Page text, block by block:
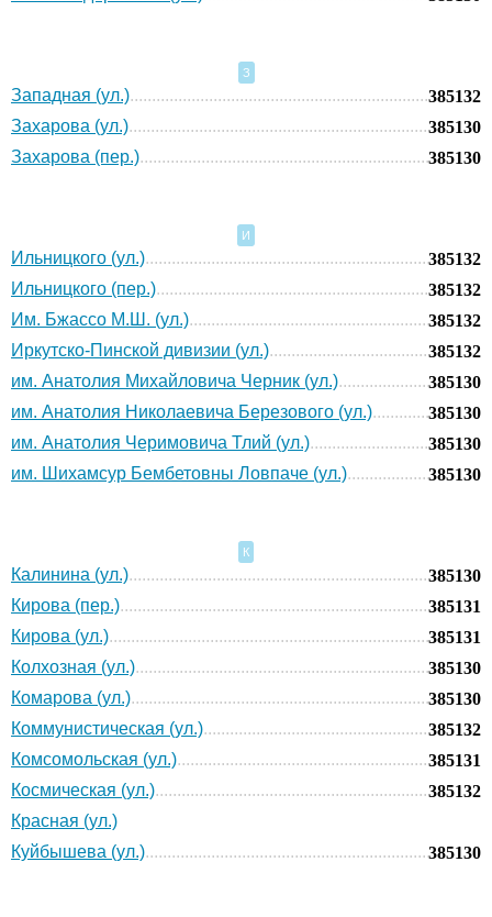
З
Западная (ул.)
385132
Захарова (ул.)
385130
Захарова (пер.)
385130
И
Ильницкого (ул.)
385132
Ильницкого (пер.)
385132
Им. Бжассо М.Ш. (ул.)
385132
Иркутско-Пинской дивизии (ул.)
385132
им. Анатолия Михайловича Черник (ул.)
385130
им. Анатолия Николаевича Березового (ул.)
385130
им. Анатолия Черимовича Тлий (ул.)
385130
им. Шихамсур Бембетовны Ловпаче (ул.)
385130
К
Калинина (ул.)
385130
Кирова (пер.)
385131
Кирова (ул.)
385131
Колхозная (ул.)
385130
Комарова (ул.)
385130
Коммунистическая (ул.)
385132
Комсомольская (ул.)
385131
Космическая (ул.)
385132
Красная (ул.)
Куйбышева (ул.)
385130